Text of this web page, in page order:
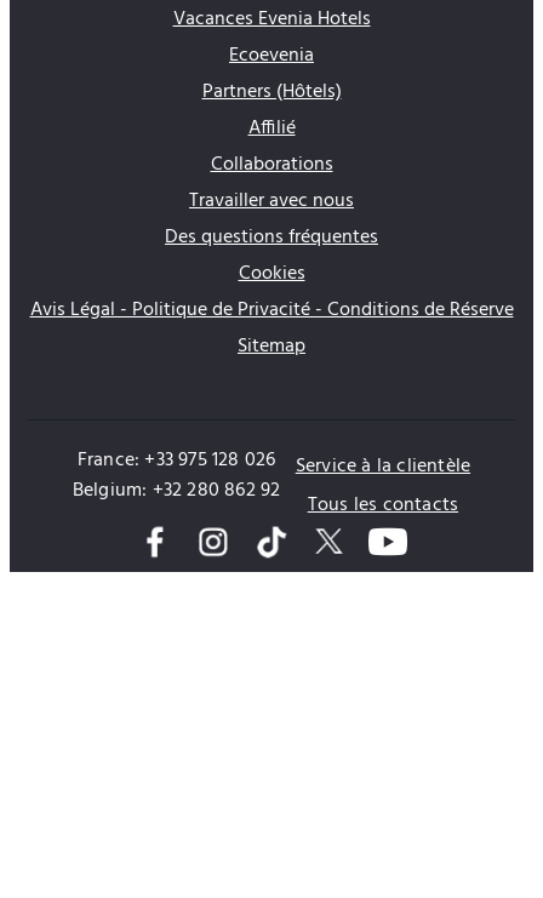
Vacances Evenia Hotels
Ecoevenia
Partners (Hôtels)
Affilié
Collaborations
Travailler avec nous
Des questions fréquentes
Cookies
Avis Légal - Politique de Privacité - Conditions de Réserve
Sitemap
France: +33 975 128 026
Belgium: +32 280 862 92
Service à la clientèle
Tous les contacts